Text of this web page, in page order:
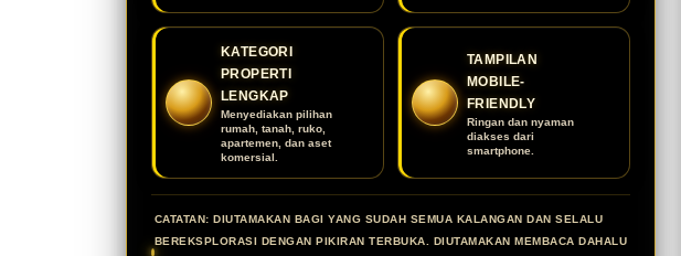
KATEGORI
PROPERTI
LENGKAP
Menyediakan pilihan
rumah, tanah, ruko,
apartemen, dan aset
komersial.
TAMPILAN
MOBILE-
FRIENDLY
Ringan dan nyaman
diakses dari
smartphone.
CATATAN: DIUTAMAKAN BAGI YANG SUDAH SEMUA KALANGAN DAN SELALU
BEREKSPLORASI DENGAN PIKIRAN TERBUKA. DIUTAMAKAN MEMBACA DAHALU